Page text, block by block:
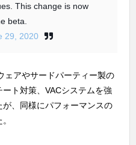
This change is now
beta.
29, 2020
ェアやサードパーティー製の
ト対策、VACシステムを強
が、同様にパフォーマンスの